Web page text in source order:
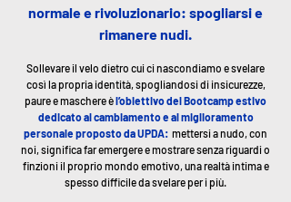
normale e rivoluzionario: spogliarsi e
rimanere nudi.
Sollevare il velo dietro cui ci nascondiamo e svelare
così la propria identità, spogliandosi di insicurezze,
paure e maschere èl’obiettivo del Bootcamp estivo
dedicato al cambiamento e al miglioramento
personale proposto da UPDA: mettersi a nudo, con
noi, significa far emergere e mostrare senza riguardi o
finzioni il proprio mondo emotivo, una realtà intima e
spesso difficile da svelare per i più.